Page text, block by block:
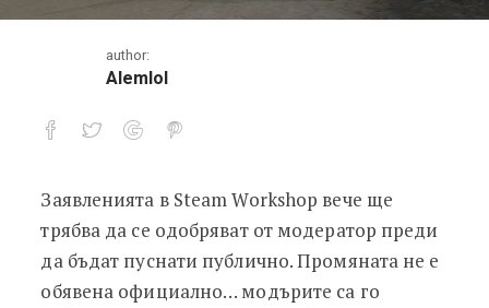
author:
Alemlol
Steam Workshop съдържанието ще
Заявленията в Steam Workshop вече ще
трябва да се одобряват от модератор преди
да бъдат пуснати публично. Промяната не е
обявена официално… модърите са го